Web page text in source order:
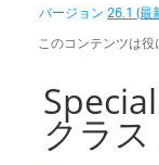
バージョン26.1 (最
このコンテンツは
クラ